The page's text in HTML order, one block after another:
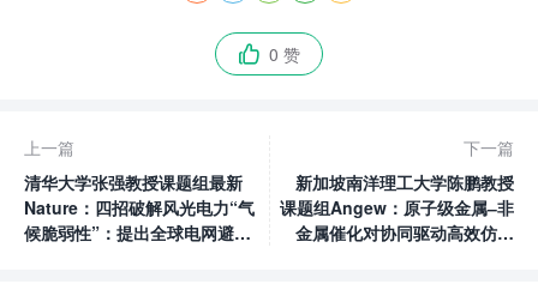
 0 赞
上一篇
清华大学张强教授课题组最新
Nature：四招破解风光电力“气
候脆弱性”：提出全球电网避险
下一篇
新加坡南洋理工大学陈鹏教授
课题组Angew：原子级金属‒非
金属催化对协同驱动高效仿酶